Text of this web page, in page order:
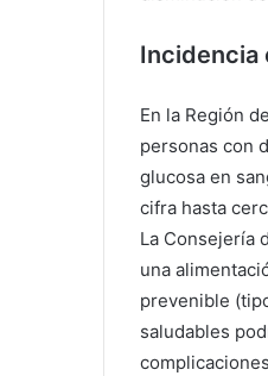
Incidencia
En la Región
personas con
glucosa en
cifra hasta
La Consejería
una
prevenible
saludables